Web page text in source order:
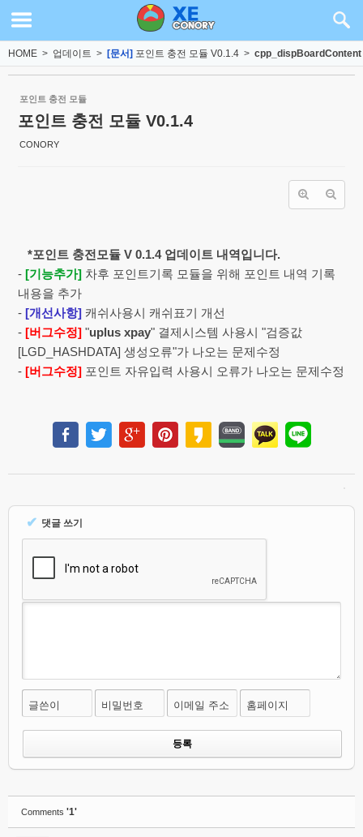
HOME > 업데이트 > [문서] 포인트 충전 모듈 V0.1.4 > cpp_dispBoardContent
포인트 충전 모듈
포인트 충전 모듈 V0.1.4
CONORY
*포인트 충전모듈 V 0.1.4 업데이트 내역입니다.
- [기능추가] 차후 포인트기록 모듈을 위해 포인트 내역 기록
내용을 추가
- [개선사항] 캐쉬사용시 캐쉬표기 개선
- [버그수정] "uplus xpay" 결제시스템 사용시 "검증값
[LGD_HASHDATA] 생성오류"가 나오는 문제수정
- [버그수정] 포인트 자유입력 사용시 오류가 나오는 문제수정
✔ 댓글 쓰기
글쓴이 비밀번호 이메일 주소 홈페이지
Comments '1'